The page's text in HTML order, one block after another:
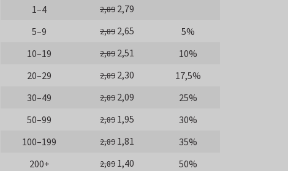
1–4
2,89 2,79
5–9
2,89 2,65
5%
10–19
2,89 2,51
10%
20–29
2,89 2,30
17,5%
30–49
2,89 2,09
25%
50–99
2,89 1,95
30%
100–199
2,89 1,81
35%
200+
2,89 1,40 50%